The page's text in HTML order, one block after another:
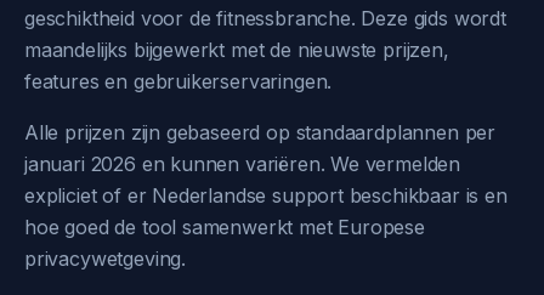
geschiktheid voor de fitnessbranche. Deze gids wordt
maandelijks bijgewerkt met de nieuwste prijzen,
features en gebruikerservaringen.
Alle prijzen zijn gebaseerd op standaardplannen per
januari 2026 en kunnen variëren. We vermelden
expliciet of er Nederlandse support beschikbaar is en
hoe goed de tool samenwerkt met Europese
privacywetgeving.